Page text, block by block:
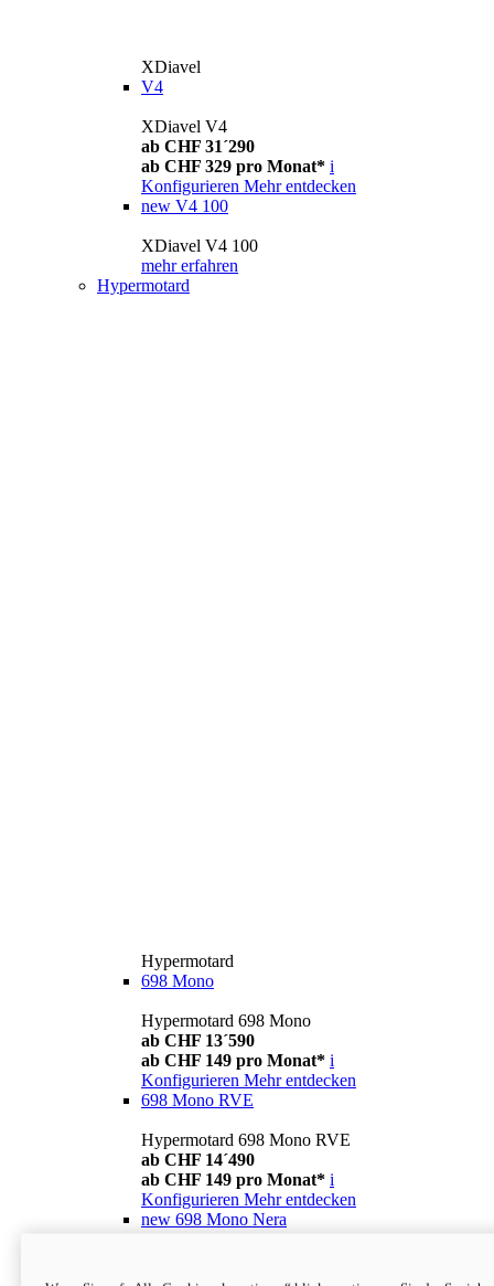
XDiavel
V4
XDiavel V4
ab CHF 31´290
ab CHF 329 pro Monat* i
Konfigurieren Mehr entdecken
new V4 100
XDiavel V4 100
mehr erfahren
Hypermotard
Hypermotard
698 Mono
Hypermotard 698 Mono
ab CHF 13´590
ab CHF 149 pro Monat* i
Konfigurieren Mehr entdecken
698 Mono RVE
Hypermotard 698 Mono RVE
ab CHF 14´490
ab CHF 149 pro Monat* i
Konfigurieren Mehr entdecken
new 698 Mono Nera
ab CHF 13´990